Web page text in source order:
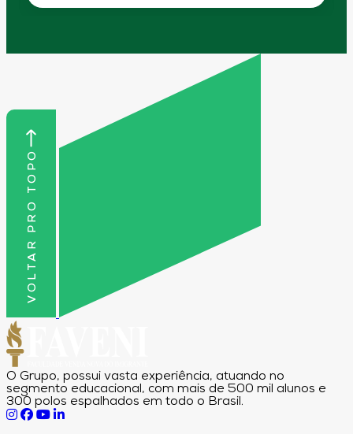
VOLTAR PRO TOPO
O Grupo, possui vasta experiência, atuando no
segmento educacional, com mais de 500 mil alunos e
300 polos espalhados em todo o Brasil.